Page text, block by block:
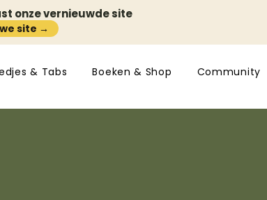
onze vernieuwde site
site →
& Tabs Boeken & Shop Community